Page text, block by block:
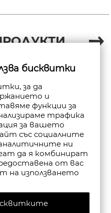
бисквитки
за да
и
функции за
трафика
за вашето
със социалните
ни
да я комбинират
от вас
на използването